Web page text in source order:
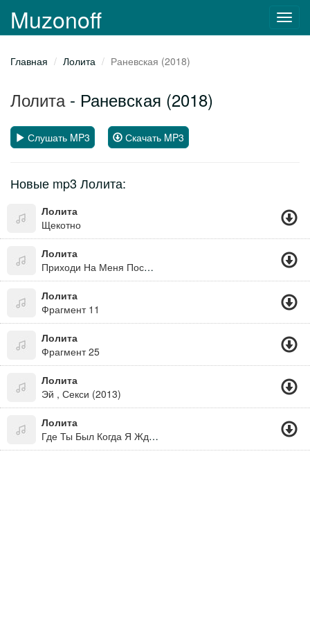
Muzonoff
Главная Лолита Раневская (2018)
Лолита- Раневская (2018)
Слушать MP3 Скачать MP3
Новые mp3 Лолита:
Лолита
Щекотно
Лолита
Приходи На Меня Посмотреть
Лолита
Фрагмент 11
Лолита
Фрагмент 25
Лолита
Эй , Секси (2013)
Лолита
Где Ты Был Когда Я Ждала Где Ты Был Когда Я Не Спала Где Ты Был Когда Слезы Мои Лились До Утра Как Вода Из Ведра.. Слушай Отвали!!